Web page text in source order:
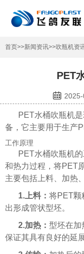
首页>>新闻资讯>>吹瓶机资
PET
PET水桶吹瓶机
备，它主要用于生产
工作原理
PET水桶吹瓶机
和热力过程，将PET
主要包括上料、加热
1.上料： 将PET颗
出形成管状型坯。
2.加热： 型坯在加
保证其具有良好的延